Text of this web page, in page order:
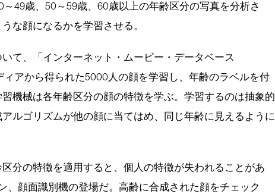
～49歳、50～59歳、60歳以上の年齢区分の写真を分析さ
な顔になるかを学習させる。
て、「インターネット・ムービー・データベース
ィアから得られた5000人の顔を学習し、年齢のラベルを付
機械は各年齢区分の顔の特徴を学ぶ。学習するのは抽象的
ルゴリズムが他の顔に当てはめ、同じ年齢に見えるように
分の特徴を適用すると、個人の特徴が失われることがあ
、顔面識別機の登場だ。高齢に合成された顔をチェック